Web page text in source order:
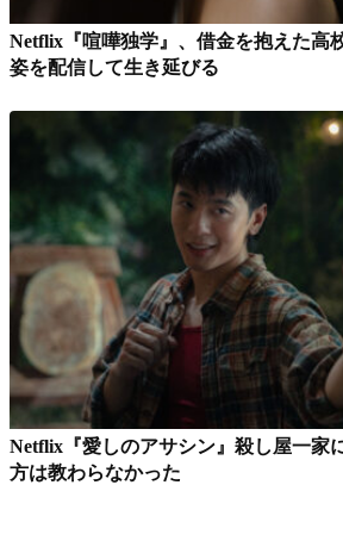
Netflix『喧嘩独学』、借金を抱えた高
姿を配信して生き延びる
Netflix『愛しのアサシン』殺し屋一家
方は教わらなかった